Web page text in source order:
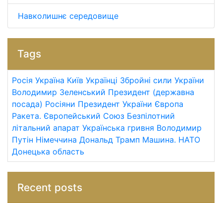
Навколишнє середовище
Tags
Росія Україна Київ Українці Збройні сили України
Володимир Зеленський Президент (державна
посада) Росіяни Президент України Європа
Ракета. Європейський Союз Безпілотний
літальний апарат Українська гривня Володимир
Путін Німеччина Дональд Трамп Машина. НАТО
Донецька область
Recent posts